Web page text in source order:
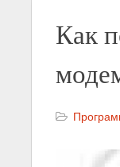
Как